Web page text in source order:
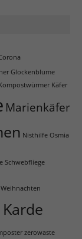
Glockenblume
Käfer
Marienkäfer
Nisthilfe Osmia
Schwebfliege
Weihnachten
zerowaste